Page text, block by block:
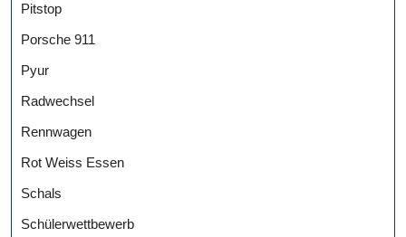
Pitstop
Porsche 911
Pyur
Radwechsel
Rennwagen
Rot Weiss Essen
Schals
Schülerwettbewerb